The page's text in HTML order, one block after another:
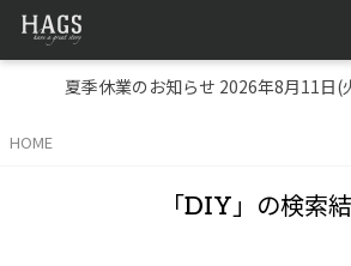
夏季休業のお知らせ 2026年8月11日(
HOME
「DIY」の検索